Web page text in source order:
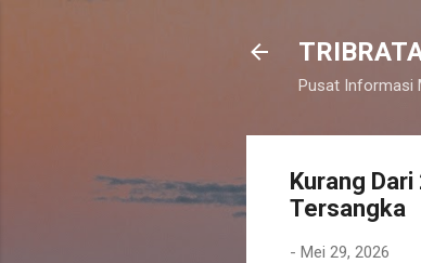
Pusat Informasi
Kurang
Tersangka
- Mei 29, 2026